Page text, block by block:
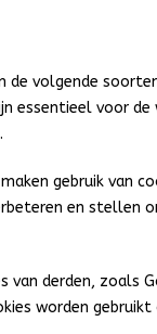
de volgende
essentieel voor
maken gebruik
en stellen
van derden,
worden